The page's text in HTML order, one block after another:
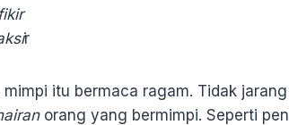
r
itu bermaca ragam. Tidak
orang yang bermimpi. Seperti